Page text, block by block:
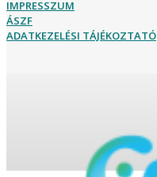
IMPRESSZUM
ÁSZF
ADATKEZELÉSI TÁJÉKOZTATÓ